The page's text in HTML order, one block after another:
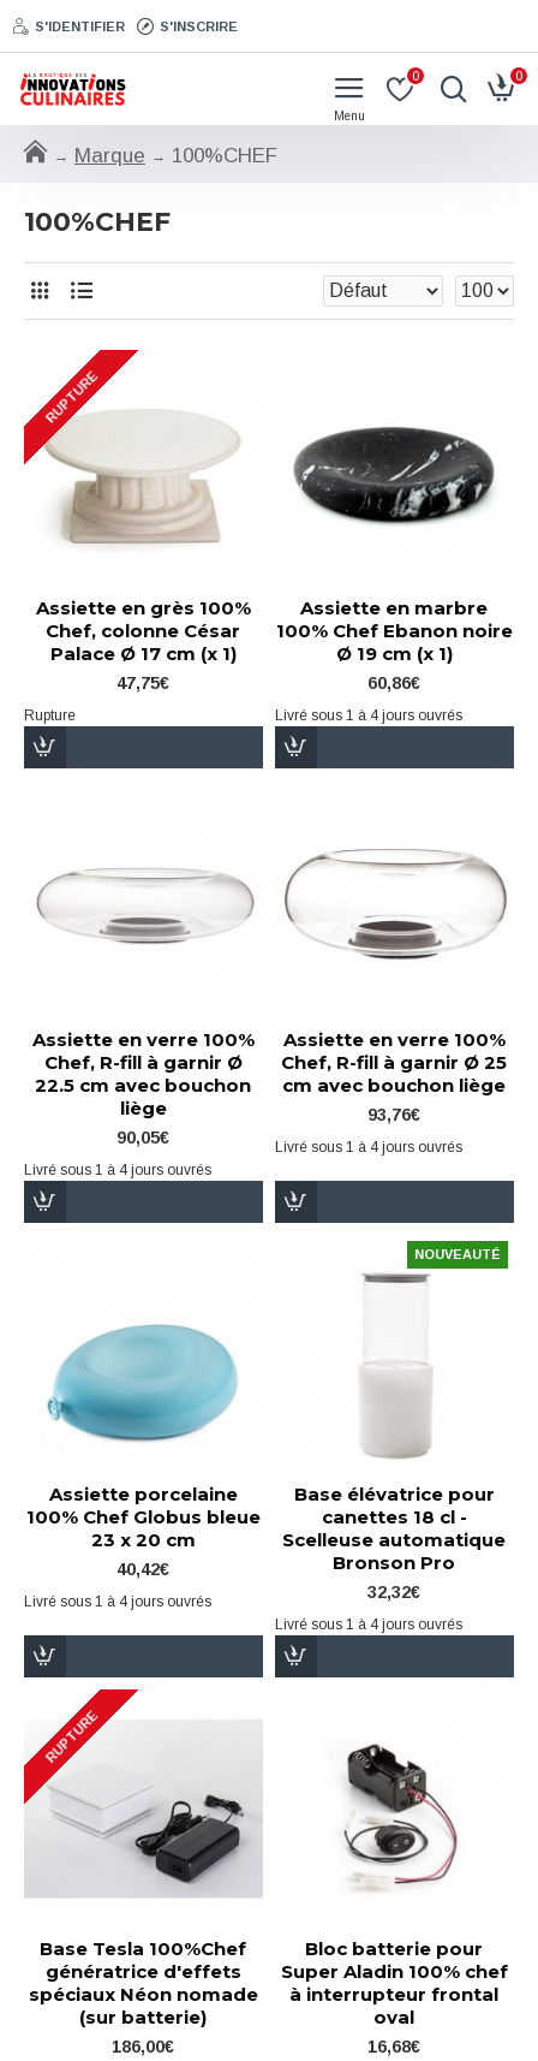
S'IDENTIFIER S'INSCRIRE
0 0
Marque 100%CHEF
100%CHEF
RUPTURE
Assiette en grès 100%
Chef, colonne César
Palace Ø 17 cm (x 1)
47,75€
Rupture
Assiette en marbre
100% Chef Ebanon noire
Ø 19 cm (x 1)
60,86€
Livré sous 1 à 4 jours ouvrés
Assiette en verre 100%
Chef, R-fill à garnir Ø
22.5 cm avec bouchon
liège
90,05€
Livré sous 1 à 4 jours ouvrés
Assiette en verre 100%
Chef, R-fill à garnir Ø 25
cm avec bouchon liège
93,76€
Livré sous 1 à 4 jours ouvrés
Assiette porcelaine
100% Chef Globus bleue
23 x 20 cm
40,42€
Livré sous 1 à 4 jours ouvrés
NOUVEAUTÉ
Base élévatrice pour
canettes 18 cl -
Scelleuse automatique
Bronson Pro
32,32€
Livré sous 1 à 4 jours ouvrés
RUPTURE
Base Tesla 100%Chef
génératrice d'effets
spéciaux Néon nomade
(sur batterie)
186,00€
Bloc batterie pour
Super Aladin 100% chef
à interrupteur frontal
oval
16,68€